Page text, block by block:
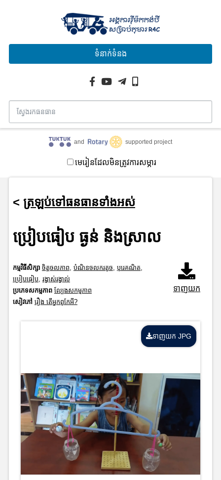
ទំនាក់ទំនង
and supported project
មេរៀនដែលមិនត្រូវការសម្ភារ
< ត្រឡប់ទៅធនធានទាំងអស់
ប្រៀបធៀប ធ្ងន់ និងស្រាល
ទាញយក
កម្មវិធីសិក្សា ចិត្តចលភាព បំណិនចលករតូច បុរេគណិត
ប្រៀបធៀប, រង្វាស់រង្វាល់
ប្រភេទសកម្មភាព ល្បែងសកម្មភាព
សៀវភៅ រឿង តើអ្នកពូកែអី?
ទាញយក JPG